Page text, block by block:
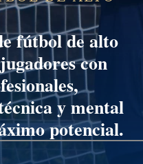
fútbol de alto
con
y mental
potencial.